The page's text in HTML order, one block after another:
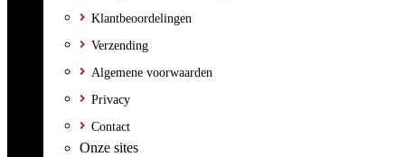
Klantbeoordelingen
Verzending
Algemene voorwaarden
Privacy
Contact
Onze sites